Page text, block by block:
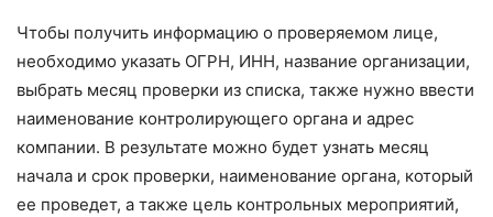
Чтобы получить информацию о проверяемом лице,
необходимо указать ОГРН, ИНН, название организации,
выбрать месяц проверки из списка, также нужно ввести
наименование контролирующего органа и адрес
компании. В результате можно будет узнать месяц
начала и срок проверки, наименование органа, который
ее проведет, а также цель контрольных мероприятий,